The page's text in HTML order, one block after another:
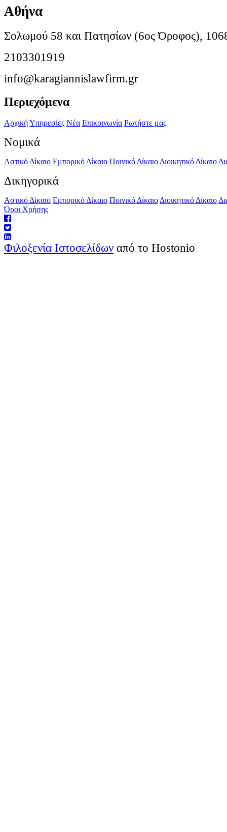
Αθήνα
Σολωμού 58 και Πατησίων (6ος Όροφος),
2103301919
info@karagiannislawfirm.gr
Περιεχόμενα
ΑρχικήΥπηρεσίες Νέα Επικοινωνία Ρωτήστε μας
Νομικά
Αστικό Δίκαιο Εμπορικό Δίκαιο Ποινικό Δίκαιο Διοικητικό Δίκαιο
Δικηγορικά
Αστικό Δίκαιο Εμπορικό Δίκαιο Ποινικό Δίκαιο Διοικητικό Δίκαιο
Όροι Χρήσης
Φιλοξενία Ιστοσελίδων από το Hostonio